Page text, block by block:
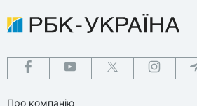
Про компанію